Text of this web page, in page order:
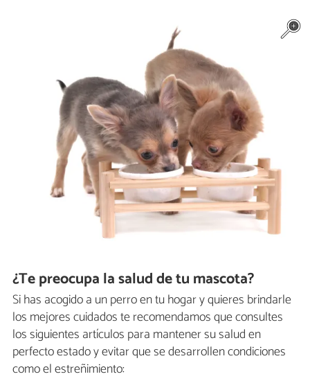
¿Te preocupa la salud de tu mascota?
Si has acogido a un perro en tu hogar y quieres brindarle
los mejores cuidados te recomendamos que consultes
los siguientes artículos para mantener su salud en
perfecto estado y evitar que se desarrollen condiciones
como el estreñimiento: